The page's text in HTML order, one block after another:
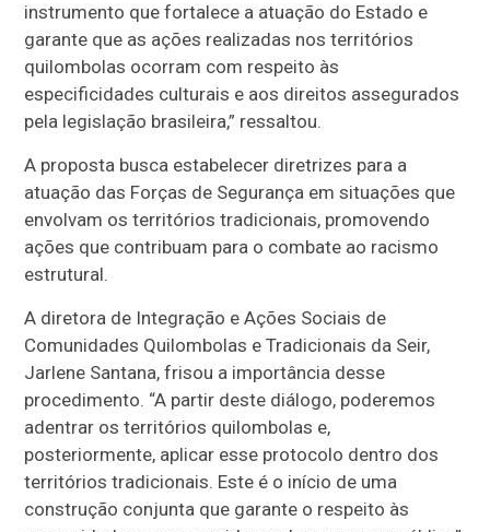
instrumento que fortalece a atuação do Estado e
garante que as ações realizadas nos territórios
quilombolas ocorram com respeito às
especificidades culturais e aos direitos assegurados
pela legislação brasileira,” ressaltou.
A proposta busca estabelecer diretrizes para a
atuação das Forças de Segurança em situações que
envolvam os territórios tradicionais, promovendo
ações que contribuam para o combate ao racismo
estrutural.
A diretora de Integração e Ações Sociais de
Comunidades Quilombolas e Tradicionais da Seir,
Jarlene Santana, frisou a importância desse
procedimento. “A partir deste diálogo, poderemos
adentrar os territórios quilombolas e,
posteriormente, aplicar esse protocolo dentro dos
territórios tradicionais. Este é o início de uma
construção conjunta que garante o respeito às